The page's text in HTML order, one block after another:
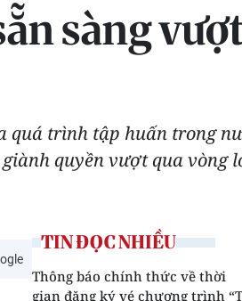
sàng
quá trình tập huấn trong
quyền vượt qua vòng
TIN ĐỌC NHIỀU
Thông báo chính thức về thời
gian đăng ký vé chương trình